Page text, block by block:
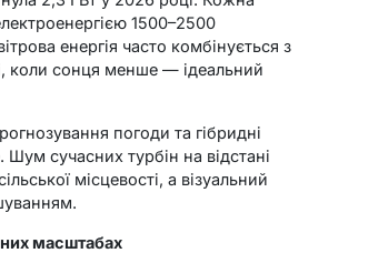
1500–2500
енергія часто комбінується з
коли сонця менше — ідеальний
погоди та гібридні
сучасних турбін на відстані
місцевості, а візуальний
масштабах